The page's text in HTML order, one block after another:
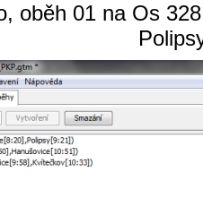
oběh 01 na Os